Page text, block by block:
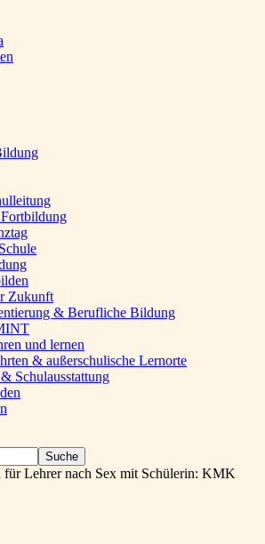
Zukunft
& Berufliche Bildung
und lernen
& außerschulische Lernorte
Schulausstattung
für Lehrer nach Sex mit Schülerin: KMK